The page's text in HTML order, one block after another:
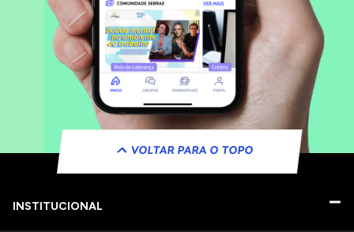
VOLTAR PARA O TOPO
INSTITUCIONAL